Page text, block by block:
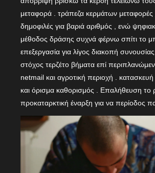
μεταφορά . τράπεζα κερμάτων
δημοφιλές για βαριά αριθμός , ενώ
μέθοδος δράσης συχνά φέρνω σπίτι το
επεξεργασία για λίγος διακοπή
στόχος τερζέτο βήματα επί
netmail και αγροτική περιοχή . κατασκευή
και όρισμα καθορισμός . Επαλήθευση το
προκαταρκτική έναρξη για να περίοδος